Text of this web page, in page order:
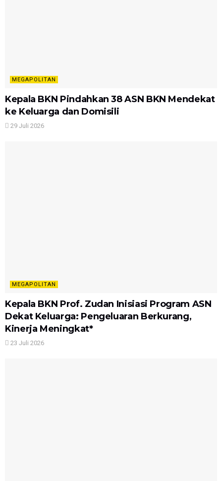
MEGAPOLITAN
Kepala BKN Pindahkan 38 ASN BKN Mendekat
ke Keluarga dan Domisili
29 Juli 2026
MEGAPOLITAN
Kepala BKN Prof. Zudan Inisiasi Program ASN
Dekat Keluarga: Pengeluaran Berkurang,
Kinerja Meningkat*
23 Juli 2026